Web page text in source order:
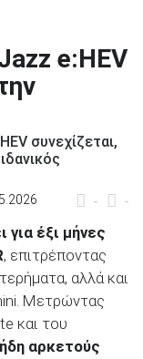
e:HEV
συνεχίζεται,
- -
έξι μήνες
, επιτρέποντας
αλλά και
Μετρώντας
και του
αρκετούς